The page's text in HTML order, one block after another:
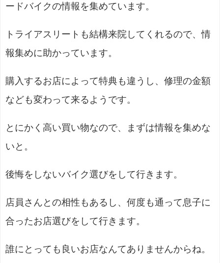
ードバイクの情報を集めています。
トライアスリートも結構来院してくれるので、情
報集めに助かっています。
購入するお店によって特典も違うし、修理の金額
なども変わって来るようです。
とにかく高い買い物なので、まずは情報を集めな
いと。
後悔をしないバイク選びをして行きます。
店員さんとの相性もあるし、何度も通って息子に
合ったお店選びをして行きます。
誰にとっても良いお店なんてありませんからね。